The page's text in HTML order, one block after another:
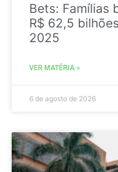
Bets: Famílias
R$ 62,5
2025
VER MATÉRIA »
6 de agosto de 2026